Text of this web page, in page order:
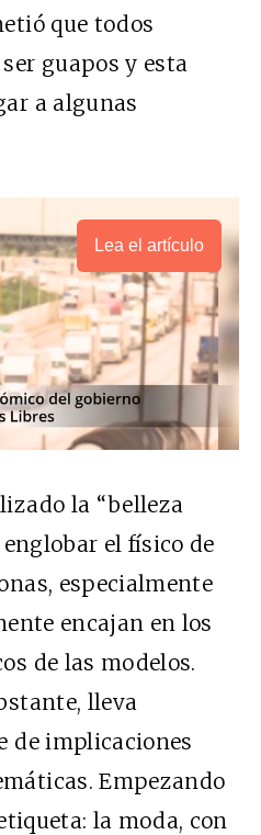
que todos
guapos y esta
a algunas
Lea el artículo
la “belleza
el físico de
especialmente
encajan en los
de las modelos.
lleva
de implicaciones
Empezando
la moda, con